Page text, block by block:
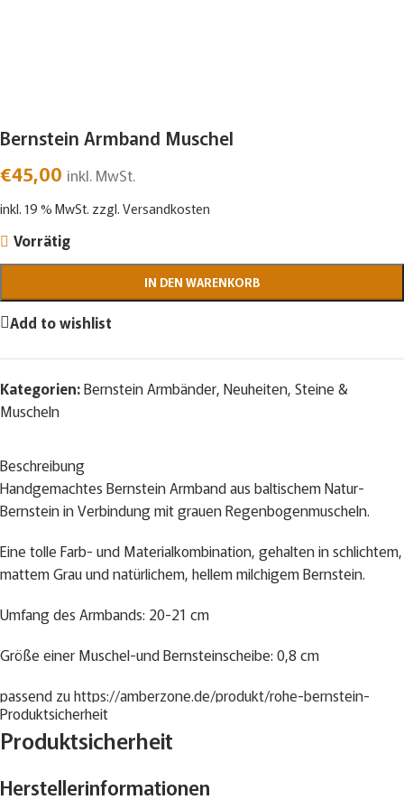
Bernstein Armband Muschel
€45,00 inkl. MwSt.
inkl. 19 % MwSt. zzgl.Versandkosten
Vorrätig
IN DEN WARENKORB
Add to wishlist
Kategorien:Bernstein Armbänder, Neuheiten, Steine &
Muscheln
Beschreibung
Handgemachtes Bernstein Armband aus baltischem Natur-
Bernstein in Verbindung mit grauen Regenbogenmuscheln.
Eine tolle Farb- und Materialkombination, gehalten in schlichtem,
mattem Grau und natürlichem, hellem milchigem Bernstein.
Umfang des Armbands: 20-21 cm
Größe einer Muschel-und Bernsteinscheibe: 0,8 cm
passend zuhttps://amberzone.de/produkt/rohe-bernstein-
graue-muscheln-kette/
Produktsicherheit
Produktsicherheit
Herstellerinformationen